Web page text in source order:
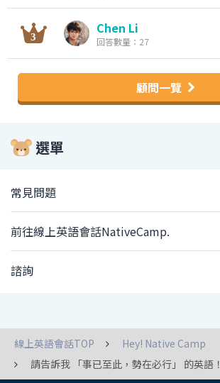
Chen Li
回答數量：27
顧問一覽
選單
常見問題
前往線上英語會話NativeCamp.
諮詢
線上英語會話TOP
Hey! Native Camp
請告訴我 「事已至此，勢在必行」 的英語！